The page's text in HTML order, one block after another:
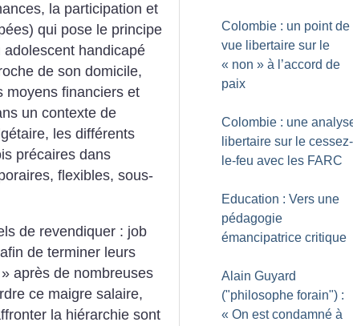
la participation et
qui pose le principe
handicapé
de son domicile,
moyens financiers et
un contexte de
les différents
précaires dans
flexibles, sous-
de revendiquer : job
de terminer leurs
» après de nombreuses
ce maigre salaire,
la hiérarchie sont
Colombie : un point de
vue libertaire sur le
« non » à l’accord de
paix
Colombie : une
libertaire sur le cessez-
le-feu avec les FARC
Education : Vers une
pédagogie
émancipatrice critique
Alain Guyard
("philosophe forain") :
« On est condamné à